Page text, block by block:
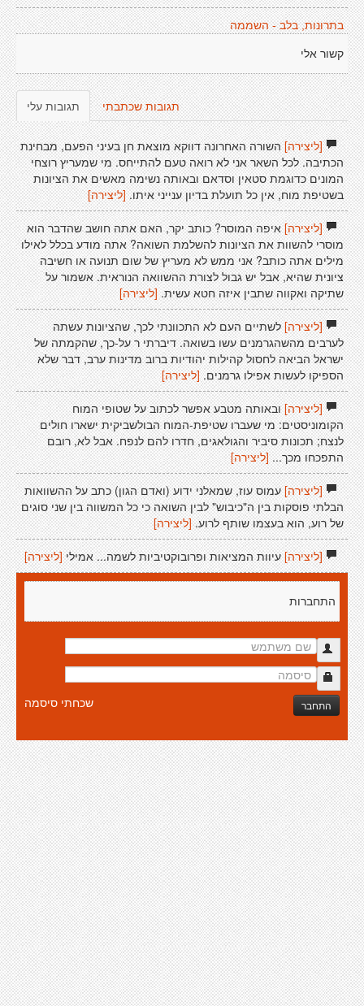
בתרונות, בלב - השממה
קשור אלי
תגובות עלי תגובות שכתבתי
[ליצירה]השורה האחרונה דווקא מוצאת חן בעיני הפעם, מבחינת
הכתיבה. לכל השאר אני לא רואה טעם להתייחס. מי שמעריץ רוצחי
המונים כדוגמת סטאין וסדאם ובאותה נשימה מאשים את הציונות
בשטיפת מוח, אין כל תועלת בדיון ענייני איתו. [ליצירה]
[ליצירה]איפה המוסר? כותב יקר, האם אתה חושב שהדבר הוא
מוסרי להשוות את הציונות להשלמת השואה? אתה מודע בכלל לאילו
מילים אתה כותב? אני ממש לא מעריץ של שום תנועה או חשיבה
ציונית שהיא, אבל יש גבול לצורת ההשוואה הנוראית. אשמור על
שתיקה ואקווה שתבין איזה חטא עשית. [ליצירה]
[ליצירה]לשתיים העם לא התכוונתי לכך, שהציונות עשתה
לערבים מהשהגרמנים עשו בשואה. דיברתי ר על-כך, שהקמתה של
ישראל הביאה לחסול קהילות יהודיות ברוב מדינות ערב, דבר שלא
הספיקו לעשות אפילו גרמנים.[ליצירה]
[ליצירה]ובאותה מטבע אפשר לכתוב על שטופי המוח
הקומוניסטים: מי שעברו שטיפת-המוח הבולשביקית ישארו חולים
לנצח; תכונות סיביר והגולאגים, חדרו להם לנפח. אבל לא, רובם
התפכחו מכך... [ליצירה]
[ליצירה]עמוס עוז, שמאלני ידוע (ואדם הגון) כתב על ההשוואות
הבלתי פוסקות בין ה"כיבוש" לבין השואה כי כל המשווה בין שני סוגים
של רוע, הוא בעצמו שותף לרוע. [ליצירה]
[ליצירה]עיוות המציאות ופרובוקטיביות לשמה... אמילי [ליצירה]
התחברות
התחבר שכחתי סיסמה